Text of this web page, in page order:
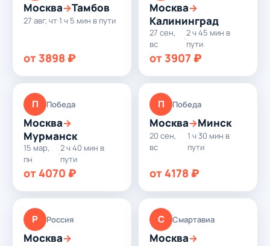
Москва→Тамбов
27 авг, чт·1 ч 5 мин в пути
от 3898 ₽
Москва→
Калининград
27 сен,
вс
·
2 ч 45 мин в
пути
от 3907 ₽
П Победа
Москва→
Мурманск
15 мар,
пн
·
2 ч 40 мин в
пути
от 4070 ₽
П Победа
Москва→Минск
20 сен,
вс
·
1 ч 30 мин в
пути
от 4178 ₽
Р Россия
Москва→
С Смартавиа
Москва→